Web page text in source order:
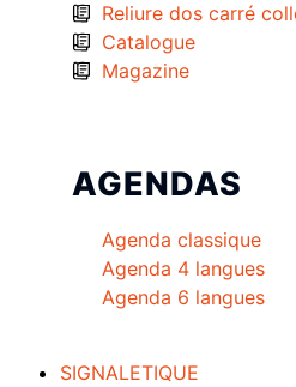
Reliure dos carré
Catalogue
Magazine
AGENDAS
Agenda classique
Agenda 4 langues
Agenda 6 langues
SIGNALETIQUE